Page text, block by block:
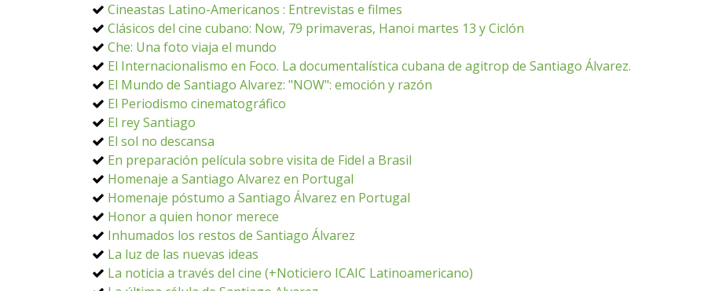
Cineastas Latino-Americanos : Entrevistas e filmes
Clásicos del cine cubano: Now, 79 primaveras, Hanoi martes 13 y Ciclón
Che: Una foto viaja el mundo
El Internacionalismo en Foco. La documentalística cubana de agitrop de Santiago Álvarez.
El Mundo de Santiago Alvarez: "NOW": emoción y razón
El Periodismo cinematográfico
El rey Santiago
El sol no descansa
En preparación película sobre visita de Fidel a Brasil
Homenaje a Santiago Alvarez en Portugal
Homenaje póstumo a Santiago Álvarez en Portugal
Honor a quien honor merece
Inhumados los restos de Santiago Álvarez
La luz de las nuevas ideas
La noticia a través del cine (+Noticiero ICAIC Latinoamericano)